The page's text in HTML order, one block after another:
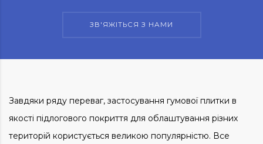
ЗВ'ЯЖІТЬСЯ З НАМИ
Завдяки ряду переваг, застосування гумової плитки в
якості підлогового покриття для облаштування різних
територій користується великою популярністю. Все